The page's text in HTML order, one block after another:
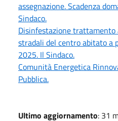
assegnazione. Scadenza
Sindaco.
Disinfestazione
stradali del centro abitato a
2025. Il Sindaco.
Comunità Energetica
Pubblica.
Ultimo aggiornamento: 31